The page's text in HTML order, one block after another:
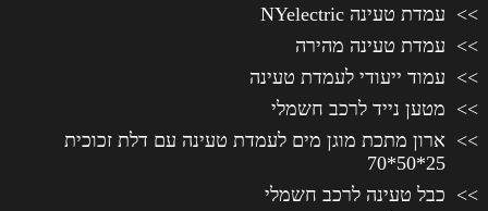
עמדת טעינה NYelectric
עמדת טעינה מהירה
עמוד ייעודי לעמדת טעינה
מטען נייד לרכב חשמלי
ארון מתכת מוגן מים לעמדת טעינה עם דלת זכוכית
25*50*70
כבל טעינה לרכב חשמלי